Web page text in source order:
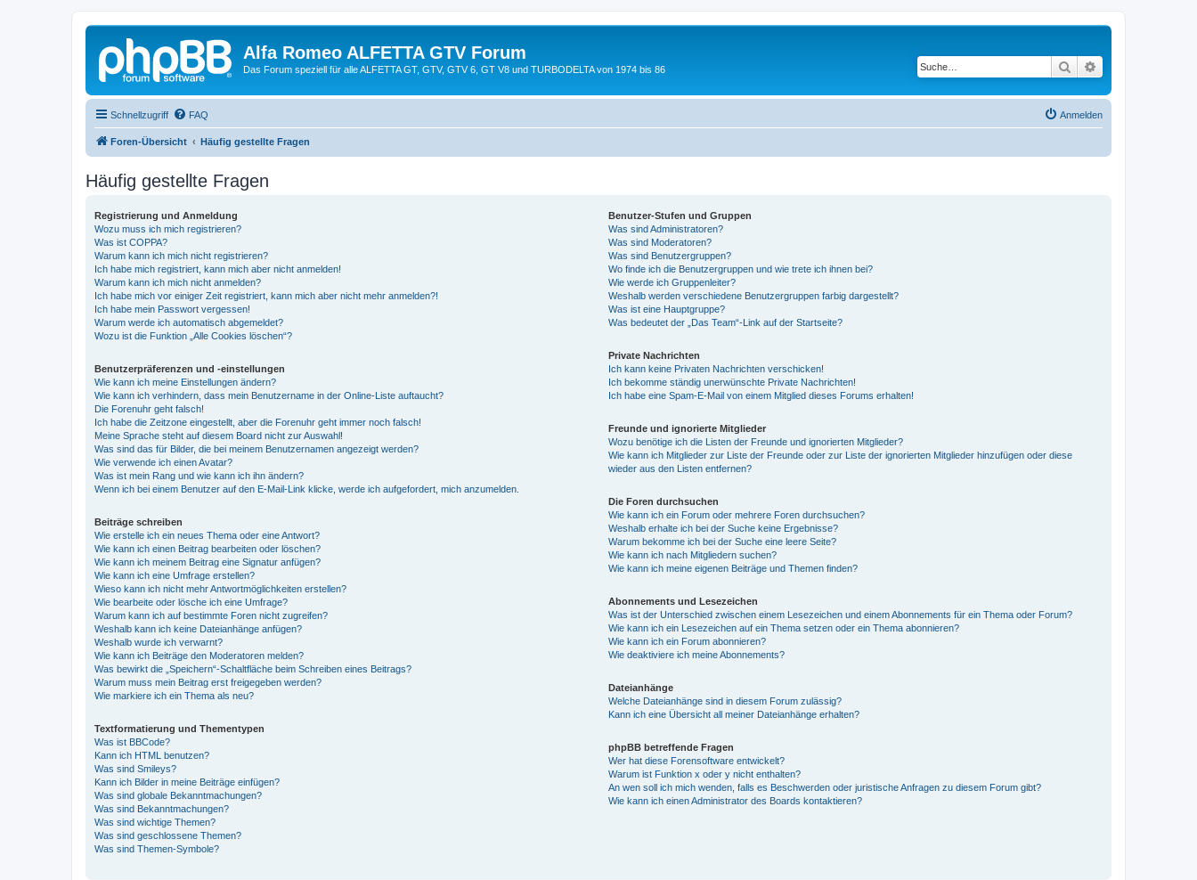
Alfa Romeo ALFETTA GTV Forum
Das Forum speziell für alle ALFETTA GT, GTV, GTV 6, GT V8 und TURBODELTA von 1974 bis 86 Suche
Schnellzugriff FAQ Anmelden
Foren-Übersicht Häufig gestellte Fragen
Häufig gestellte Fragen
Registrierung und Anmeldung
Wozu muss ich mich registrieren?
Was ist COPPA?
Warum kann ich mich nicht registrieren?
Ich habe mich registriert, kann mich aber nicht anmelden!
Warum kann ich mich nicht anmelden?
Ich habe mich vor einiger Zeit registriert, kann mich aber nicht mehr anmelden?!
Ich habe mein Passwort vergessen!
Warum werde ich automatisch abgemeldet?
Wozu ist die Funktion „Alle Cookies löschen“?
Benutzerpräferenzen und -einstellungen
Wie kann ich meine Einstellungen ändern?
Wie kann ich verhindern, dass mein Benutzername in der Online-Liste auftaucht?
Die Forenuhr geht falsch!
Ich habe die Zeitzone eingestellt, aber die Forenuhr geht immer noch falsch!
Meine Sprache steht auf diesem Board nicht zur Auswahl!
Was sind das für Bilder, die bei meinem Benutzernamen angezeigt werden?
Wie verwende ich einen Avatar?
Was ist mein Rang und wie kann ich ihn ändern?
Wenn ich bei einem Benutzer auf den E-Mail-Link klicke, werde ich aufgefordert, mich anzumelden.
Beiträge schreiben
Wie erstelle ich ein neues Thema oder eine Antwort?
Wie kann ich einen Beitrag bearbeiten oder löschen?
Wie kann ich meinem Beitrag eine Signatur anfügen?
Wie kann ich eine Umfrage erstellen?
Wieso kann ich nicht mehr Antwortmöglichkeiten erstellen?
Wie bearbeite oder lösche ich eine Umfrage?
Warum kann ich auf bestimmte Foren nicht zugreifen?
Weshalb kann ich keine Dateianhänge anfügen?
Weshalb wurde ich verwarnt?
Wie kann ich Beiträge den Moderatoren melden?
Was bewirkt die „Speichern“-Schaltfläche beim Schreiben eines Beitrags?
Warum muss mein Beitrag erst freigegeben werden?
Wie markiere ich ein Thema als neu?
Textformatierung und Thementypen
Was ist BBCode?
Kann ich HTML benutzen?
Was sind Smileys?
Kann ich Bilder in meine Beiträge einfügen?
Was sind globale Bekanntmachungen?
Was sind Bekanntmachungen?
Was sind wichtige Themen?
Was sind geschlossene Themen?
Was sind Themen-Symbole?
Benutzer-Stufen und Gruppen
Was sind Administratoren?
Was sind Moderatoren?
Was sind Benutzergruppen?
Wo finde ich die Benutzergruppen und wie trete ich ihnen bei?
Wie werde ich Gruppenleiter?
Weshalb werden verschiedene Benutzergruppen farbig dargestellt?
Was ist eine Hauptgruppe?
Was bedeutet der „Das Team“-Link auf der Startseite?
Private Nachrichten
Ich kann keine Privaten Nachrichten verschicken!
Ich bekomme ständig unerwünschte Private Nachrichten!
Ich habe eine Spam-E-Mail von einem Mitglied dieses Forums erhalten!
Freunde und ignorierte Mitglieder
Wozu benötige ich die Listen der Freunde und ignorierten Mitglieder?
Wie kann ich Mitglieder zur Liste der Freunde oder zur Liste der ignorierten Mitglieder hinzufügen oder diese
wieder aus den Listen entfernen?
Die Foren durchsuchen
Wie kann ich ein Forum oder mehrere Foren durchsuchen?
Weshalb erhalte ich bei der Suche keine Ergebnisse?
Warum bekomme ich bei der Suche eine leere Seite?
Wie kann ich nach Mitgliedern suchen?
Wie kann ich meine eigenen Beiträge und Themen finden?
Abonnements und Lesezeichen
Was ist der Unterschied zwischen einem Lesezeichen und einem Abonnements für ein Thema oder Forum?
Wie kann ich ein Lesezeichen auf ein Thema setzen oder ein Thema abonnieren?
Wie kann ich ein Forum abonnieren?
Wie deaktiviere ich meine Abonnements?
Dateianhänge
Welche Dateianhänge sind in diesem Forum zulässig?
Kann ich eine Übersicht all meiner Dateianhänge erhalten?
phpBB betreffende Fragen
Wer hat diese Forensoftware entwickelt?
Warum ist Funktion x oder y nicht enthalten?
An wen soll ich mich wenden, falls es Beschwerden oder juristische Anfragen zu diesem Forum gibt?
Wie kann ich einen Administrator des Boards kontaktieren?